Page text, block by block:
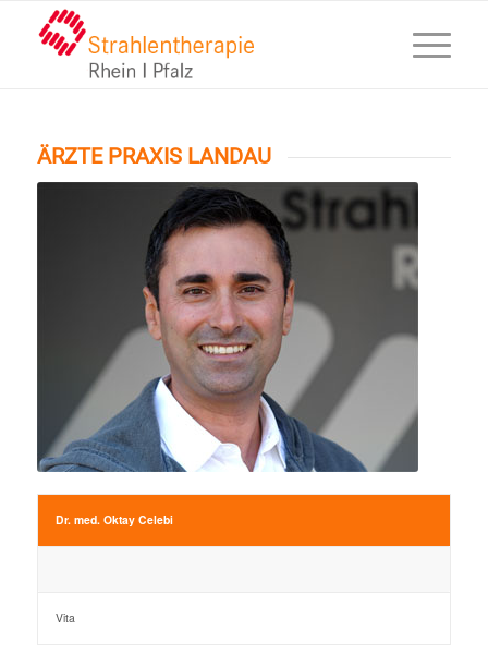
ÄRZTE PRAXIS LANDAU
Dr. med. Oktay Celebi
Vita